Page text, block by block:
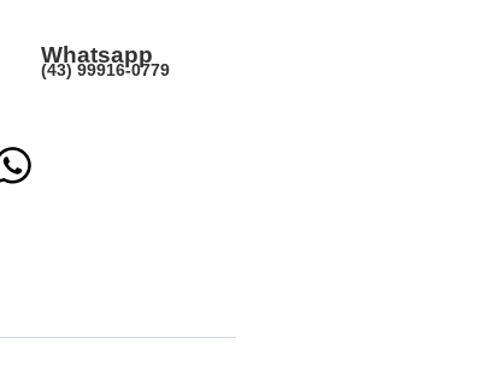
Whatsapp
(43) 99916-0779